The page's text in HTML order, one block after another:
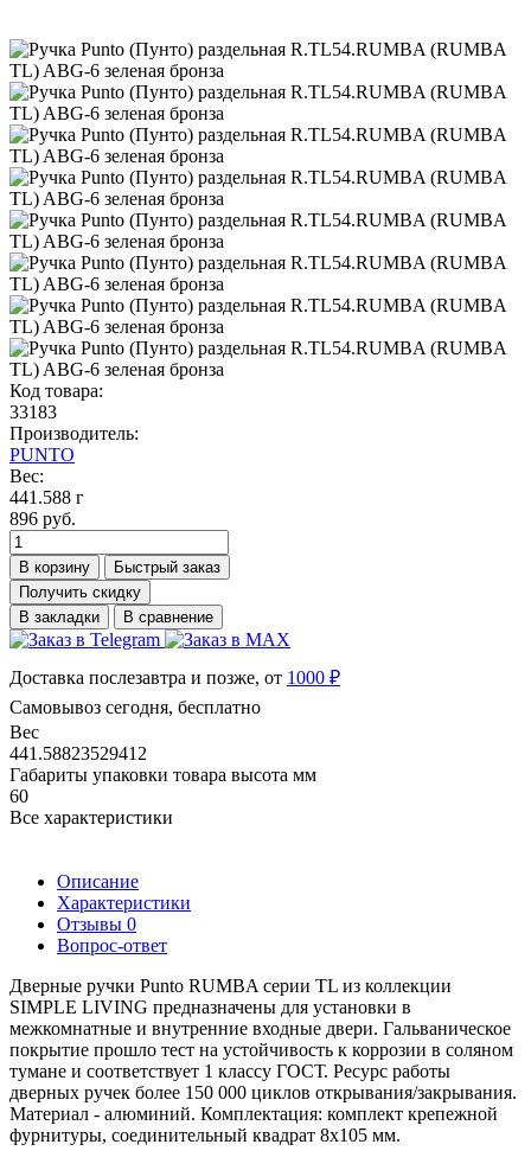
Код товара:
33183
Производитель:
PUNTO
Вес:
441.588 г
896 руб.
В корзину
Быстрый заказ
Получить скидку
В закладки
В сравнение
Доставка послезавтра и позже, от 1000 ₽
Самовывоз сегодня, бесплатно
Вес
441.58823529412
Габариты упаковки товара высота мм
60
Все характеристики
Описание
Характеристики
Отзывы 0
Вопрос-ответ
Дверные ручки Punto RUMBA серии TL из коллекции
SIMPLE LIVING предназначены для установки в
межкомнатные и внутренние входные двери. Гальваническое
покрытие прошло тест на устойчивость к коррозии в соляном
тумане и соответствует 1 классу ГОСТ. Ресурс работы
дверных ручек более 150 000 циклов открывания/закрывания.
Материал - алюминий. Комплектация: комплект крепежной
фурнитуры, соединительный квадрат 8x105 мм.